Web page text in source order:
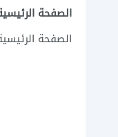
الصفحة
الصفحة